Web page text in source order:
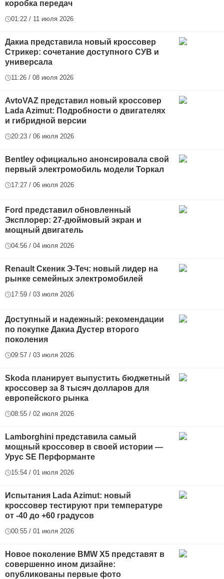
коробка передач
01:22 / 11 июля 2026
Дакиа представила новый кроссовер
Стрикер: сочетание доступного СУВ и
универсала
11:26 / 08 июля 2026
AvtoVAZ представил новый кроссовер
Lada Azimut: Подробности о двигателях
и гибридной версии
20:23 / 06 июля 2026
Bentley официально анонсировала свой
первый электромобиль модели Торкал
17:27 / 06 июля 2026
Ford представил обновленный
Эксплорер: 27-дюймовый экран и
мощный двигатель
04:56 / 04 июля 2026
Renault Скеник Э-Теч: новый лидер на
рынке семейных электромобилей
17:59 / 03 июля 2026
Доступный и надежный: рекомендации
по покупке Дакиа Дустер второго
поколения
09:57 / 03 июля 2026
Skoda планирует выпустить бюджетный
кроссовер за 8 тысяч долларов для
европейского рынка
08:55 / 02 июля 2026
Lamborghini представила самый
мощный кроссовер в своей истории —
Урус SE Перформанте
15:54 / 01 июля 2026
Испытания Lada Azimut: новый
кроссовер тестируют при температуре
от -40 до +60 градусов
00:55 / 01 июля 2026
Новое поколение BMW X5 представят в
совершенно ином дизайне:
опубликованы первые фото